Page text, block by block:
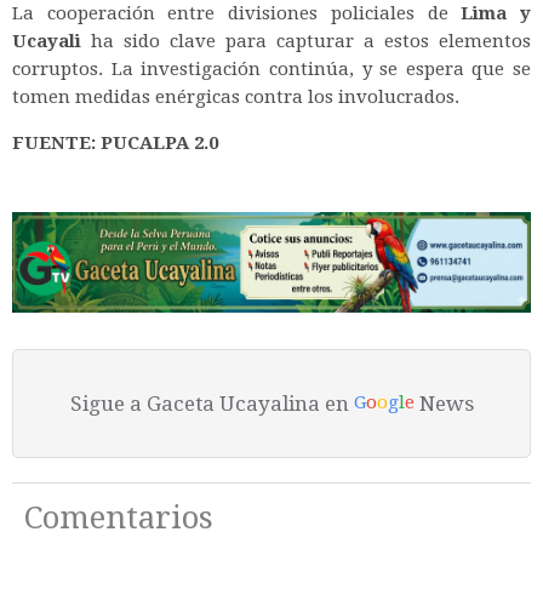
La cooperación entre divisiones policiales deLima y
Ucayali ha sido clave para capturar a estos elementos
corruptos. La investigación continúa, y se espera que se
tomen medidas enérgicas contra los involucrados.
FUENTE: PUCALPA 2.0
Sigue a Gaceta Ucayalina en Google News
Comentarios